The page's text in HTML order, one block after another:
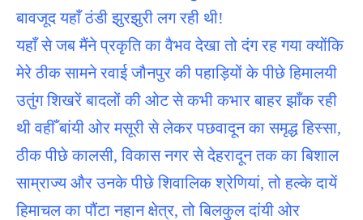
बावजूद यहाँ ठंडी झुरझुरी लग रही थी!
यहाँ से जब मैंने प्रकृति का वैभव देखा तो दंग रह गया क्योंकि
मेरे ठीक सामने रवाई जौनपुर की पहाड़ियों के पीछे हिमालयी
उतुंग शिखरें बादलों की ओट से कभी कभार बाहर झाँक रही
थी वहीँ बांयी ओर मसूरी से लेकर पछवादून का समृद्ध हिस्सा,
ठीक पीछे कालसी, विकास नगर से देहरादून तक का बिशाल
साम्राज्य और उनके पीछे शिवालिक श्रेणियां, तो हल्के दायें
हिमाचल का पौंटा नहान क्षेत्र, तो बिलकुल दांयी ओर